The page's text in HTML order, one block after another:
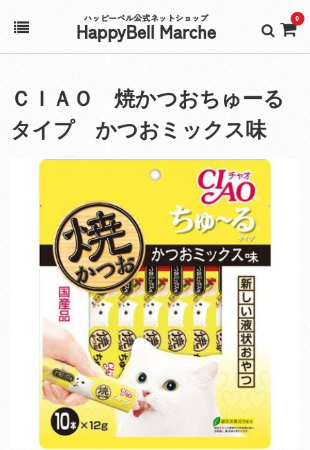
ハッピーベル公式ネットショップ
HappyBell Marche 0
アカウント
カート
ＣＩＡＯ 焼かつおちゅーる
タイプ かつおミックス味